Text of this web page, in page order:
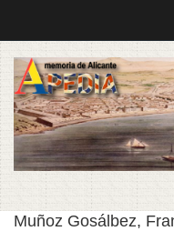
Muñoz Gosálbez,